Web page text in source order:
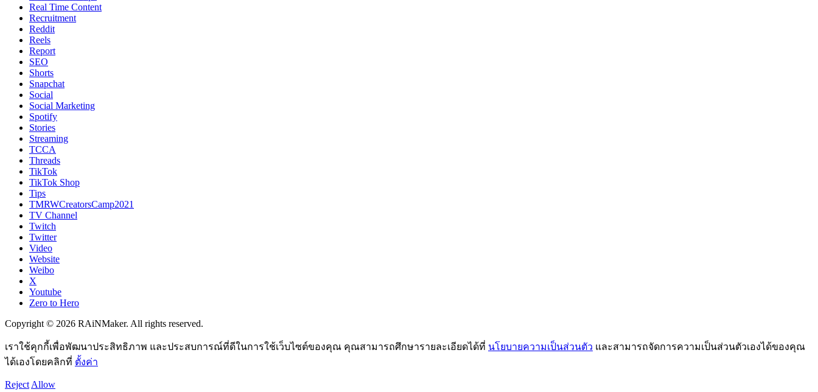
Real Time Content
Recruitment
Reddit
Reels
Report
SEO
Shorts
Snapchat
Social
Social Marketing
Spotify
Stories
Streaming
TCCA
Threads
TikTok
TikTok Shop
Tips
TMRWCreatorsCamp2021
TV Channel
Twitch
Twitter
Video
Website
Weibo
X
Youtube
Zero to Hero
Copyright © 2026 RAiNMaker. All rights reserved.
เราใช้คุกกี้เพื่อพัฒนาประสิทธิภาพ และประสบการณ์ที่ดีในการใช้เว็บไซต์ของคุณ คุณสามารถศึกษารายละเอียดได้ที่ นโยบายความเป็นส่วนตัว และสามารถจัดการความเป็นส่วนตัวเองได้ของคุณ
ได้เองโดยคลิกที่ ตั้งค่า
Reject Allow